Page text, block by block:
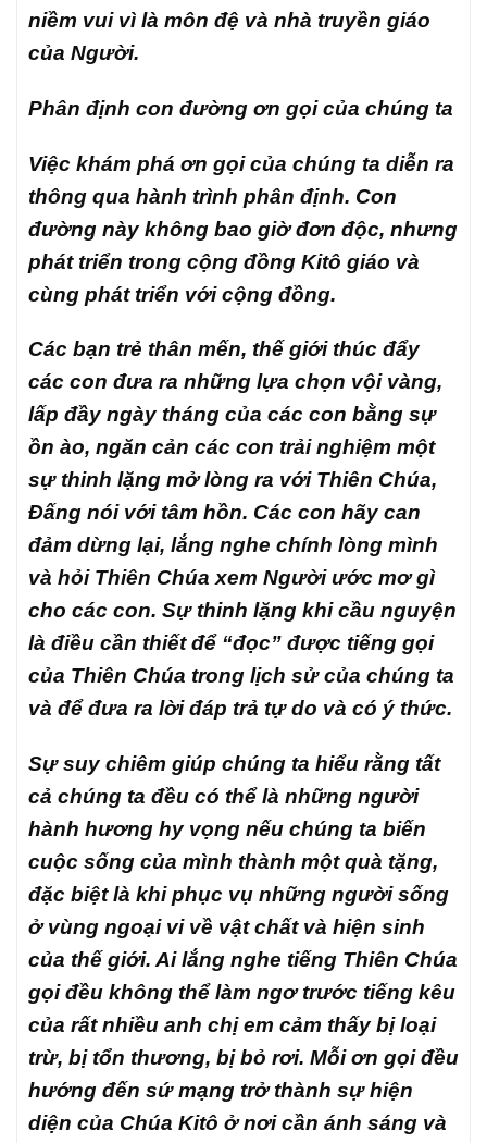
niềm vui vì là môn đệ và nhà truyền giáo
của Người.
Phân định con đường ơn gọi của chúng ta
Việc khám phá ơn gọi của chúng ta diễn ra
thông qua hành trình phân định. Con
đường này không bao giờ đơn độc, nhưng
phát triển trong cộng đồng Kitô giáo và
cùng phát triển với cộng đồng.
Các bạn trẻ thân mến, thế giới thúc đẩy
các con đưa ra những lựa chọn vội vàng,
lấp đầy ngày tháng của các con bằng sự
ồn ào, ngăn cản các con trải nghiệm một
sự thinh lặng mở lòng ra với Thiên Chúa,
Đấng nói với tâm hồn. Các con hãy can
đảm dừng lại, lắng nghe chính lòng mình
và hỏi Thiên Chúa xem Người ước mơ gì
cho các con. Sự thinh lặng khi cầu nguyện
là điều cần thiết để “đọc” được tiếng gọi
của Thiên Chúa trong lịch sử của chúng ta
và để đưa ra lời đáp trả tự do và có ý thức.
Sự suy chiêm giúp chúng ta hiểu rằng tất
cả chúng ta đều có thể là những người
hành hương hy vọng nếu chúng ta biến
cuộc sống của mình thành một quà tặng,
đặc biệt là khi phục vụ những người sống
ở vùng ngoại vi về vật chất và hiện sinh
của thế giới. Ai lắng nghe tiếng Thiên Chúa
gọi đều không thể làm ngơ trước tiếng kêu
của rất nhiều anh chị em cảm thấy bị loại
trừ, bị tổn thương, bị bỏ rơi. Mỗi ơn gọi đều
hướng đến sứ mạng trở thành sự hiện
diện của Chúa Kitô ở nơi cần ánh sáng và